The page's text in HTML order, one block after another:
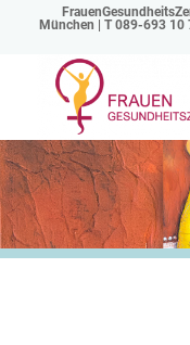
München | T 089-693 10